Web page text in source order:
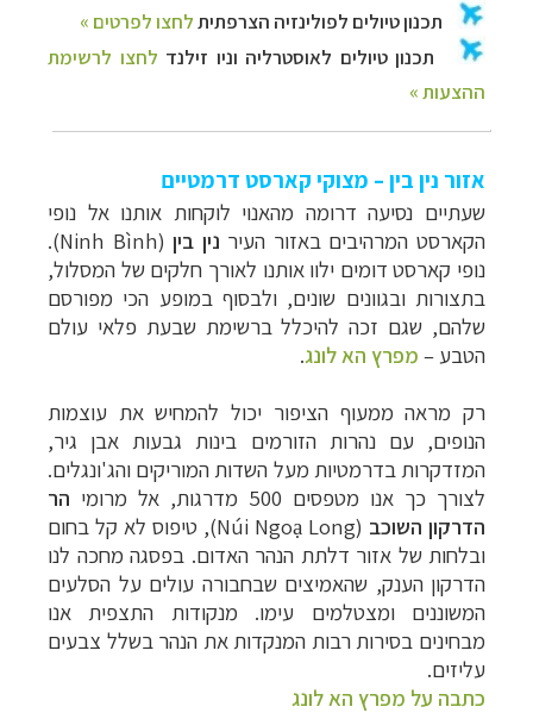
אזור נין בין – מצוקי קארסט דרמטיים
שעתיים נסיעה דרומה מהאנוי לוקחות אותנו אל נופי
הקארסט המרהיבים באזור העיר נין בין(
Ninh Bình
).
נופי קארסט דומים ילוו אותנו לאורך חלקים של המסלול,
בתצורות ובגוונים שונים, ולבסוף במופע הכי מפורסם
שלהם, שגם זכה להיכלל ברשימת שבעת פלאי עולם
הטבע – מפרץ הא לונג.
רק מראה ממעוף הציפור יכול להמחיש את עוצמות
הנופים, עם נהרות הזורמים בינות גבעות אבן גיר,
המזדקרות בדרמטיות מעל השדות המוריקים והג'ונגלים.
לצורך כך אנו מטפסים 500 מדרגות, אל מרומי
הר
הדרקון השוכב (
Núi Ngoạ Long), טיפוס לא קל בחום
ובלחות של אזור דלתת הנהר האדום. בפסגה מחכה לנו
הדרקון הענק, שהאמיצים שבחבורה עולים על הסלעים
המשוננים ומצטלמים עימו. מנקודות התצפית אנו
מבחינים בסירות רבות המנקדות את הנהר בשלל צבעים
עליזים.
כתבה על מפרץ הא לונג